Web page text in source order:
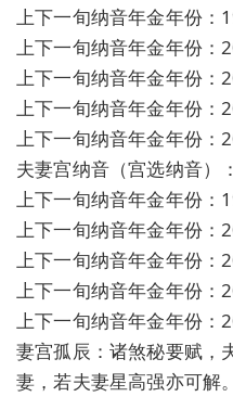
上下一旬纳音年金年份：
上下一旬纳音年金年份：
上下一旬纳音年金年份：
上下一旬纳音年金年份：
上下一旬纳音年金年份：
夫妻宫纳音（宫选纳音）
上下一旬纳音年金年份：
上下一旬纳音年金年份：
上下一旬纳音年金年份：
上下一旬纳音年金年份：
上下一旬纳音年金年份：
妻宫孤辰：诸煞秘要赋，
妻，若夫妻星高强亦可解